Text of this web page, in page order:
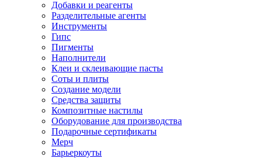
Добавки и реагенты
Разделительные агенты
Инструменты
Гипс
Пигменты
Наполнители
Клеи и склеивающие пасты
Соты и плиты
Создание модели
Средства защиты
Композитные настилы
Оборудование для производства
Подарочные сертификаты
Мерч
Барьеркоуты